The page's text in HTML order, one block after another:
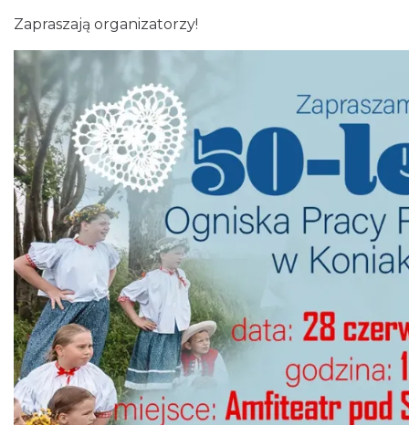
0.72 km
Puchar Złotego Gronia
Istebna
2026-08-23
1.65 km
Święto Jagnięciny w Istebnej
Zapraszają organizatorzy!